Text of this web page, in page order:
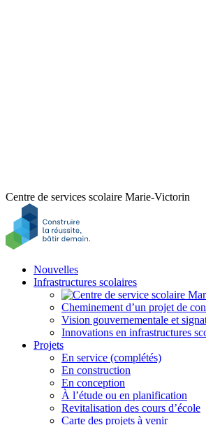
Centre de services scolaire Marie-Victorin
Nouvelles
Infrastructures scolaires
Cheminement d’un projet de
Vision gouvernementale et
Innovations en infrastructures
Projets
En service (complétés)
En construction
En conception
À l’étude ou en planification
Revitalisation des cours d’école
Carte des projets à venir